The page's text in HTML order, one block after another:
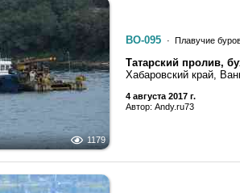
1179
ВО-095 · Плавучие
Татарский пролив,
Хабаровский край,
4 августа 2017 г.
Автор: Andy.ru73